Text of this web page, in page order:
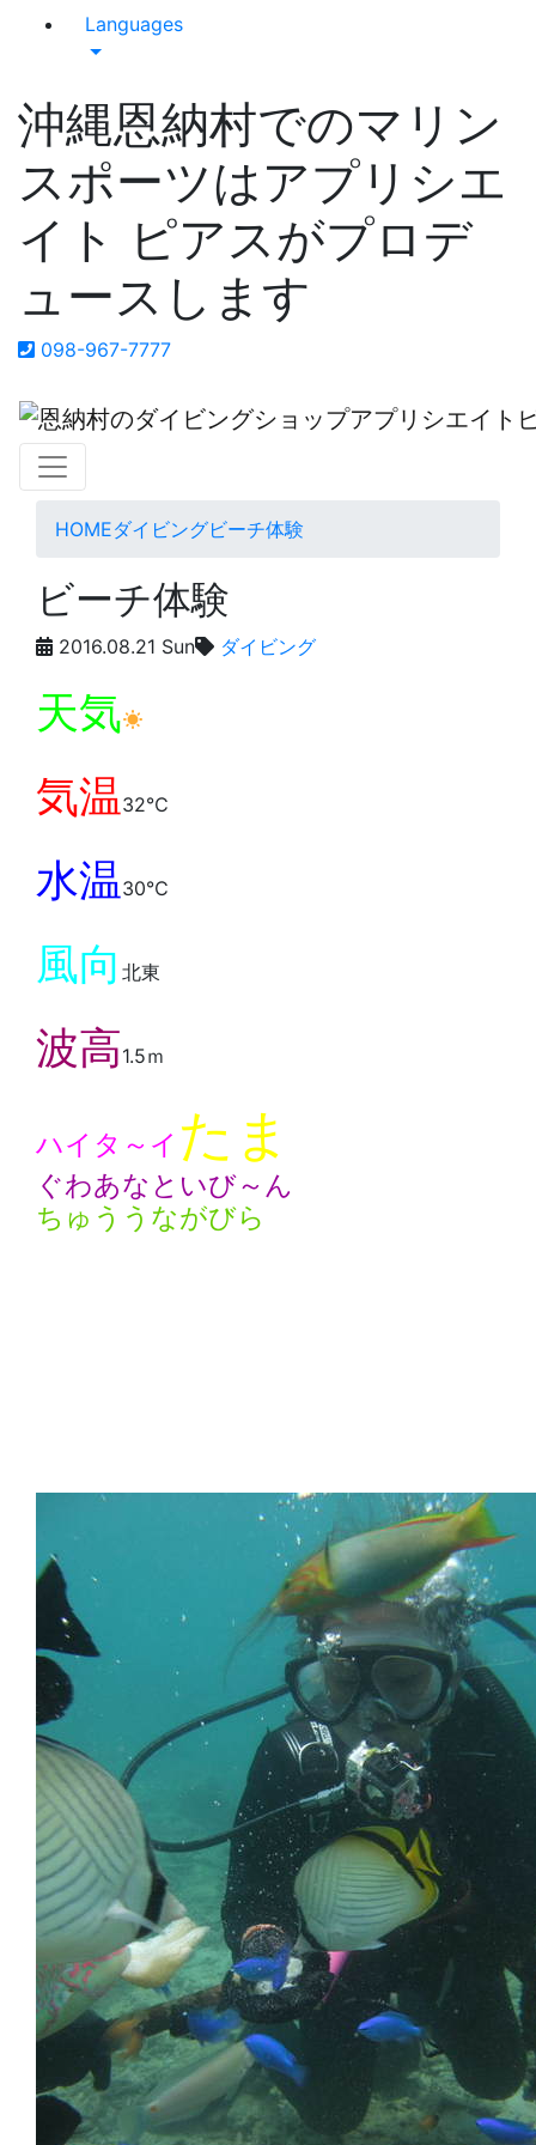
Languages
沖縄恩納村でのマリン
スポーツはアプリシエ
イト ピアスがプロデ
ュースします
098-967-7777
HOMEダイビングビーチ体験
ビーチ体験
2016.08.21 Sun ダイビング
天気
気温 32℃
水温 30℃
風向 北東
波高1.5ｍ
ハイタ～イ たま
ぐわあなといび～ん
ちゅううながびら